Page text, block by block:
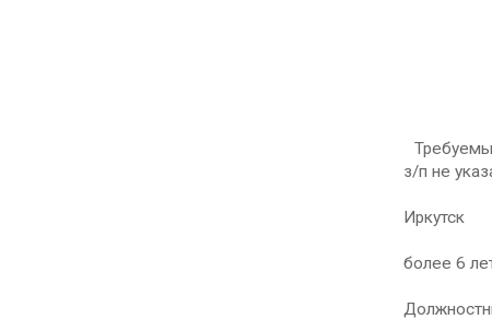
з/п не
Иркутск
более 6